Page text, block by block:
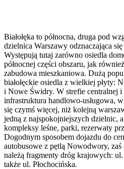
Białołęka to północna, druga pod
dzielnica Warszawy odznaczająca
Występują tutaj zarówno osiedla
północnej części obszaru, jak
zabudowa mieszkaniowa. Dużą
białołęckie osiedla z wielkiej płyty:
i Nowe Świdry. W strefie centralnej i
infrastruktura handlowo-usługowa,
się czymś więcej, niż kolejną
jedną z najspokojniejszych dzielnic,
kompleksy leśne, parki, rezerwaty
Dogodnym sposobem dojazdu do
autobusowe z pętlą Nowodwory,
należą fragmenty dróg krajowych:
także ul. Płochocińska.